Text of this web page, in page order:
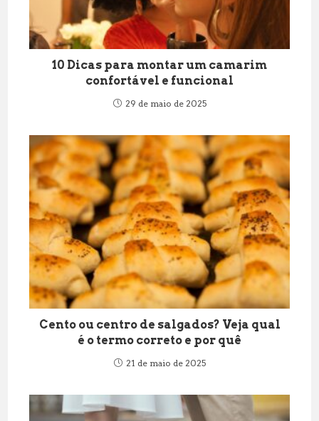
10 Dicas para montar um camarim
confortável e funcional
29 de maio de 2025
Cento ou centro de salgados? Veja qual
é o termo correto e por quê
21 de maio de 2025